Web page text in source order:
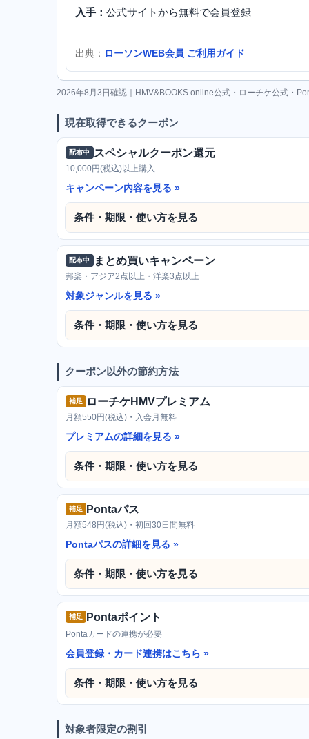
入手： 公式サイトから無料で会員登録
出典： ローソンWEB会員 ご利用ガイド
2026年8月3日確認｜HMV&BOOKS online公式・ローチケ公式・
現在取得できるクーポン
配布中 スペシャルクーポン還元
10,000円(税込)以上購入
キャンペーン内容を見る
条件・期限・使い方を見る
配布中 まとめ買いキャンペーン
邦楽・アジア2点以上・洋楽3点以上
対象ジャンルを見る
条件・期限・使い方を見る
クーポン以外の節約方法
補足 ローチケHMVプレミアム
月額550円(税込)・入会月無料
プレミアムの詳細を見る
条件・期限・使い方を見る
補足 Pontaパス
月額548円(税込)・初回30日間無料
Pontaパスの詳細を見る
条件・期限・使い方を見る
補足 Pontaポイント
Pontaカードの連携が必要
会員登録・カード連携はこちら
条件・期限・使い方を見る
対象者限定の割引